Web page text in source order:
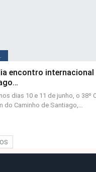
encontro internacional
dias 10 e 11 de junho, o 38º
do Caminho de Santiago,…